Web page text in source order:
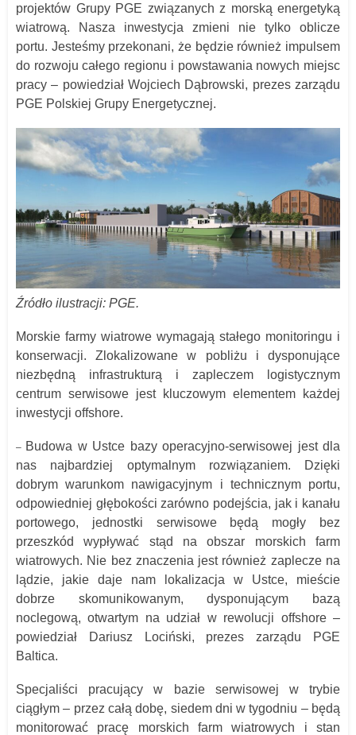
projektów Grupy PGE związanych z morską energetyką
wiatrową. Nasza inwestycja zmieni nie tylko oblicze
portu. Jesteśmy przekonani, że będzie również impulsem
do rozwoju całego regionu i powstawania nowych miejsc
pracy – powiedział Wojciech Dąbrowski, prezes zarządu
PGE Polskiej Grupy Energetycznej.
Źródło ilustracji: PGE.
Morskie farmy wiatrowe wymagają stałego monitoringu i
konserwacji. Zlokalizowane w pobliżu i dysponujące
niezbędną infrastrukturą i zapleczem logistycznym
centrum serwisowe jest kluczowym elementem każdej
inwestycji offshore.
– Budowa w Ustce bazy operacyjno-serwisowej jest dla
nas najbardziej optymalnym rozwiązaniem. Dzięki
dobrym warunkom nawigacyjnym i technicznym portu,
odpowiedniej głębokości zarówno podejścia, jak i kanału
portowego, jednostki serwisowe będą mogły bez
przeszkód wypływać stąd na obszar morskich farm
wiatrowych. Nie bez znaczenia jest również zaplecze na
lądzie, jakie daje nam lokalizacja w Ustce, mieście
dobrze skomunikowanym, dysponującym bazą
noclegową, otwartym na udział w rewolucji offshore –
powiedział Dariusz Lociński, prezes zarządu PGE
Baltica.
Specjaliści pracujący w bazie serwisowej w trybie
ciągłym – przez całą dobę, siedem dni w tygodniu – będą
monitorować pracę morskich farm wiatrowych i stan